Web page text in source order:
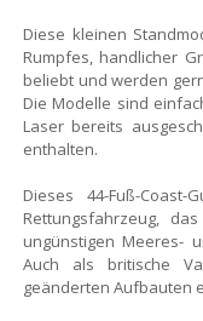
Diese kleinen
Rumpfes, handlicher
beliebt und werden
Die Modelle sind
Laser bereits
enthalten.
Dieses 44-Fuß-
Rettungsfahrzeug,
ungünstigen Meeres-
Auch als britische
geänderten Aufbauten